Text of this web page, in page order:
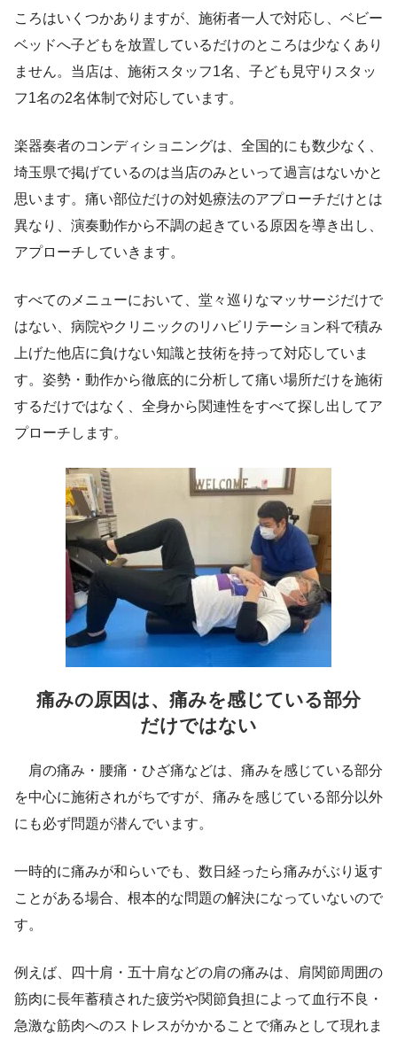
ころはいくつかありますが、施術者一人で対応し、ベビー
ベッドへ子どもを放置しているだけのところは少なくあり
ません。当店は、施術スタッフ1名、子ども見守りスタッ
フ1名の2名体制で対応しています。
楽器奏者のコンディショニングは、全国的にも数少なく、
埼玉県で掲げているのは当店のみといって過言はないかと
思います。痛い部位だけの対処療法のアプローチだけとは
異なり、演奏動作から不調の起きている原因を導き出し、
アプローチしていきます。
すべてのメニューにおいて、堂々巡りなマッサージだけで
はない、病院やクリニックのリハビリテーション科で積み
上げた他店に負けない知識と技術を持って対応していま
す。姿勢・動作から徹底的に分析して痛い場所だけを施術
するだけではなく、全身から関連性をすべて探し出してア
プローチします。
痛みの原因は、痛みを感じている部分
だけではない
肩の痛み・腰痛・ひざ痛などは、痛みを感じている部分
を中心に施術されがちですが、痛みを感じている部分以外
にも必ず問題が潜んでいます。
一時的に痛みが和らいでも、数日経ったら痛みがぶり返す
ことがある場合、根本的な問題の解決になっていないので
す。
例えば、四十肩・五十肩などの肩の痛みは、肩関節周囲の
筋肉に長年蓄積された疲労や関節負担によって血行不良・
急激な筋肉へのストレスがかかることで痛みとして現れま